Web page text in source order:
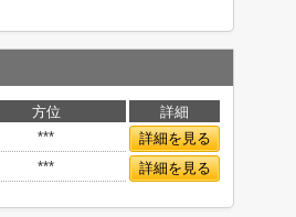
方位
詳細
***
詳細を見る
*** 詳細を見る